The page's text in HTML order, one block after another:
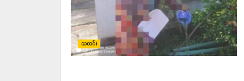
သတင်း